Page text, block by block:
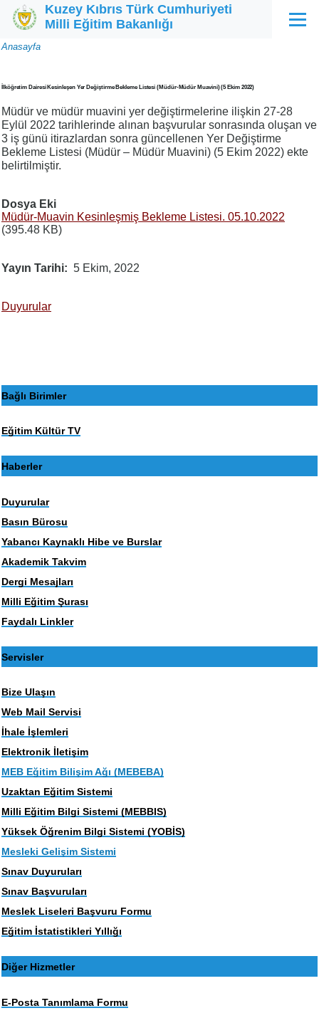
Ana içeriğe atla
Kuzey Kıbrıs Türk Cumhuriyeti
Milli Eğitim Bakanlığı
Menü
Sayfa
Anasayfa
İlköğretim Dairesi Kesinleşen Yer Değiştirme Bekleme Listesi (Müdür-Müdür Muavini) (5 Ekim 2022)
Müdür ve müdür muavini yer değiştirmelerine ilişkin 27-28
Eylül 2022 tarihlerinde alınan başvurular sonrasında oluşan ve
3 iş günü itirazlardan sonra güncellenen Yer Değiştirme
Bekleme Listesi (Müdür – Müdür Muavini) (5 Ekim 2022) ekte
belirtilmiştir.
Dosya Eki
Müdür-Muavin Kesinleşmiş Bekleme Listesi. 05.10.2022
(395.48 KB)
Yayın Tarihi 5 Ekim, 2022
Duyurular
Bağlı Birimler
Eğitim Kültür TV
Haberler
Duyurular
Basın Bürosu
Yabancı Kaynaklı Hibe ve Burslar
Akademik Takvim
Dergi Mesajları
Milli Eğitim Şurası
Faydalı Linkler
Servisler
Bize Ulaşın
Web Mail Servisi
İhale İşlemleri
Elektronik İletişim
MEB Eğitim Bilişim Ağı (MEBEBA)
Uzaktan Eğitim Sistemi
Milli Eğitim Bilgi Sistemi (MEBBIS)
Yüksek Öğrenim Bilgi Sistemi (YOBİS)
Mesleki Gelişim Sistemi
Sınav Duyuruları
Sınav Başvuruları
Meslek Liseleri Başvuru Formu
Eğitim İstatistikleri Yıllığı
Diğer Hizmetler
E-Posta Tanımlama Formu